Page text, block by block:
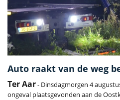
Auto raakt van de weg
Ter Aar- Dinsdagmorgen 4
ongeval plaatsgevonden aan de